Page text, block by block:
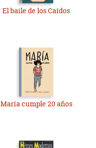
El baile de los Caídos
María cumple 20 años